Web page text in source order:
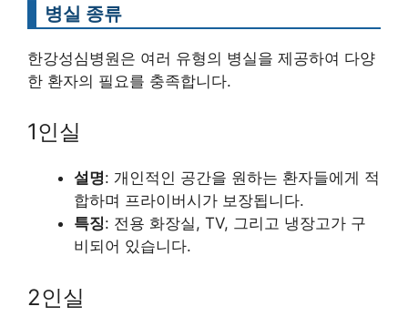
병실 종류
한강성심병원은 여러 유형의 병실을 제공하여 다양
한 환자의 필요를 충족합니다.
1인실
설명: 개인적인 공간을 원하는 환자들에게 적
합하며 프라이버시가 보장됩니다.
특징: 전용 화장실, TV, 그리고 냉장고가 구
비되어 있습니다.
2인실